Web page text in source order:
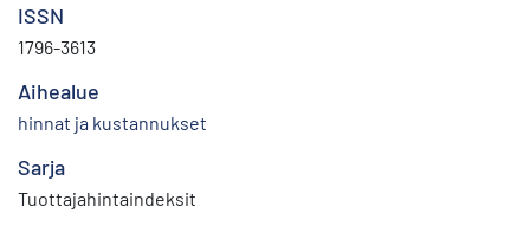
ISSN
1796-3613
Aihealue
hinnat ja kustannukset
Sarja
Tuottajahintaindeksit